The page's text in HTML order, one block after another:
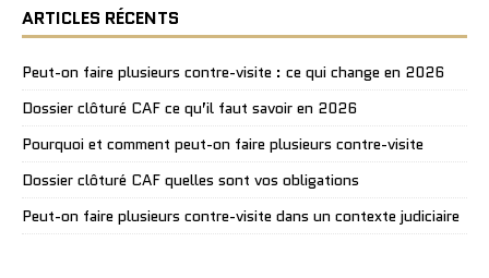
ARTICLES RÉCENTS
Peut-on faire plusieurs contre-visite : ce qui change en 2026
Dossier clôturé CAF ce qu’il faut savoir en 2026
Pourquoi et comment peut-on faire plusieurs contre-visite
Dossier clôturé CAF quelles sont vos obligations
Peut-on faire plusieurs contre-visite dans un contexte judiciaire